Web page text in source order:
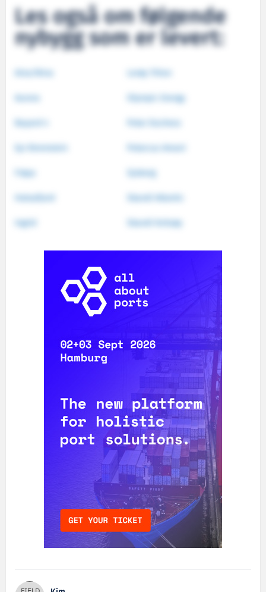
Les også om følgende
nybygg som er levert:
Aina/Nina
Aurora
Bayard 4
Eyr Bremstein
Frøya
Halsafjord
Ingrid
Lerøy Triton
Olympic Energy
Polar Duchess
Polarcus Amani
Sjoborg
Skandi Atlantic
Skandi Kvitsøy